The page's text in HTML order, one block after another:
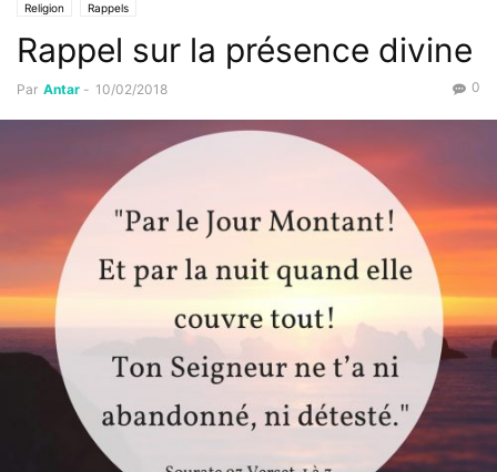
Religion Rappels
Rappel sur la présence divine
Par Antar - 10/02/2018 0